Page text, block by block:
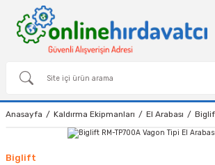
Anasayfa Kaldırma Ekipmanları El Arabası
Biglift